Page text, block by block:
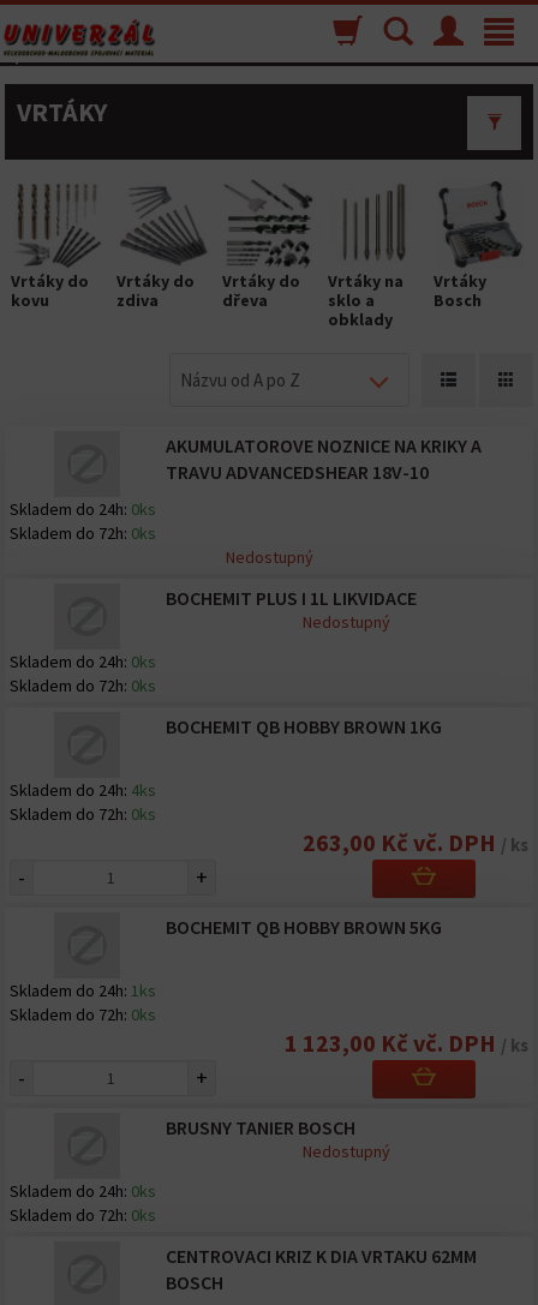
Toggle
Menu
Vyhľadávanie
Nákupný
košík
VRTÁKY
Vrtáky do
kovu
Vrtáky do
zdiva
Vrtáky do
dřeva
Vrtáky na
sklo a
obklady
Vrtáky
Bosch
Názvu od A po Z
AKUMULATOROVE NOZNICE NA KRIKY A
TRAVU ADVANCEDSHEAR 18V-10
Skladem do 24h: 0ks
Skladem do 72h: 0ks
Nedostupný
BOCHEMIT PLUS I 1L LIKVIDACE
Skladem do 24h: 0ks
Skladem do 72h: 0ks
Nedostupný
BOCHEMIT QB HOBBY BROWN 1KG
Skladem do 24h: 4ks
Skladem do 72h: 0ks
263,00 Kč vč. DPH / ks
- +
BOCHEMIT QB HOBBY BROWN 5KG
Skladem do 24h: 1ks
Skladem do 72h: 0ks
1 123,00 Kč vč. DPH / ks
- +
BRUSNY TANIER BOSCH
Skladem do 24h: 0ks
Skladem do 72h: 0ks
Nedostupný
CENTROVACI KRIZ K DIA VRTAKU 62MM
BOSCH